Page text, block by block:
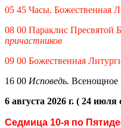
05 45 Часы. Божественная
08 00 Параклис Пресвятой
причастников
09 00 Божественная
16 00 Исповедь. Всенощное
6 августа 2026 г. ( 24 июля
Седмица 10-я по